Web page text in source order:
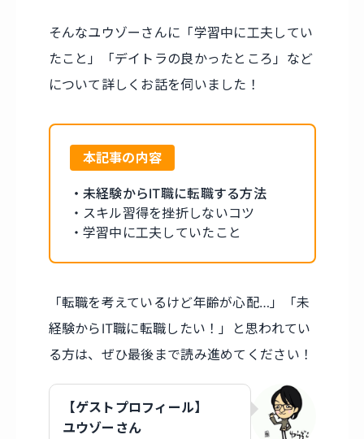
そんなユウゾーさんに「学習中に工夫してい
たこと」「デイトラの良かったところ」など
について詳しくお話を伺いました！
本記事の内容
・未経験からIT職に転職する方法
・スキル習得を挫折しないコツ
・学習中に工夫していたこと
「転職を考えているけど年齢が心配…」「未
経験からIT職に転職したい！」と思われてい
る方は、ぜひ最後まで読み進めてください！
【ゲストプロフィール】
ユウゾーさん